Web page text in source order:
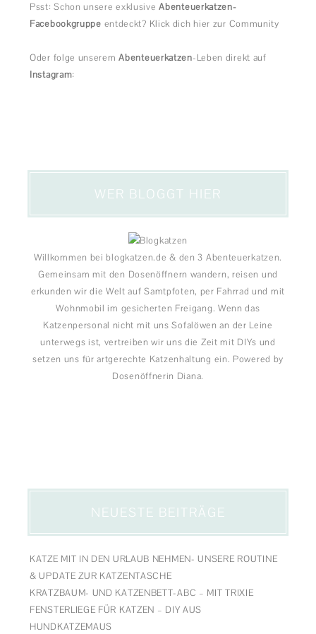
Psst: Schon unsere exklusiveAbenteuerkatzen-
Facebookgruppe entdeckt? Klick dich hier zur Community
Oder folge unseremAbenteuerkatzen-Leben direkt auf
Instagram:
WER BLOGGT HIER
Willkommen bei blogkatzen.de & den 3 Abenteuerkatzen.
Gemeinsam mit den Dosenöffnern wandern, reisen und
erkunden wir die Welt auf Samtpfoten, per Fahrrad und mit
Wohnmobil im gesicherten Freigang. Wenn das
Katzenpersonal nicht mit uns Sofalöwen an der Leine
unterwegs ist, vertreiben wir uns die Zeit mit DIYs und
setzen uns für artgerechte Katzenhaltung ein. Powered by
Dosenöffnerin Diana.
NEUESTE BEITRÄGE
KATZE MIT IN DEN URLAUB NEHMEN- UNSERE ROUTINE
& UPDATE ZUR KATZENTASCHE
KRATZBAUM- UND KATZENBETT-ABC – MIT TRIXIE
FENSTERLIEGE FÜR KATZEN – DIY AUS
HUNDKATZEMAUS